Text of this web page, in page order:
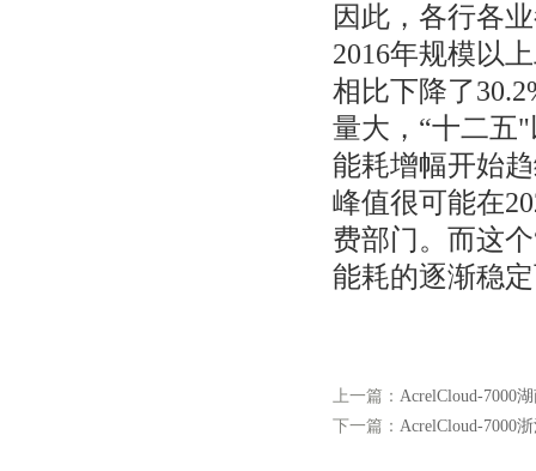
因此，各行各
2016年规模以
相比下降了
量大，“十二五
能耗增幅开始
峰值很可能在
费部门。而这
能耗的逐渐稳
上一篇： AcrelCloud-7000
下一篇： AcrelCloud-7000